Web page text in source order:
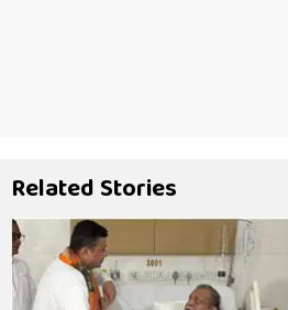
Related Stories